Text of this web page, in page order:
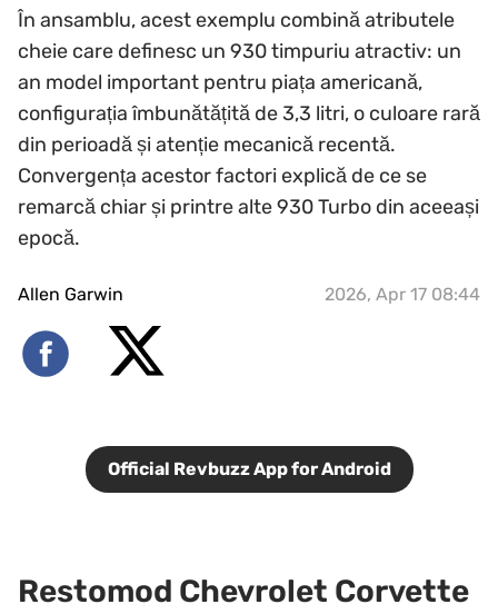
În ansamblu, acest exemplu combină atributele
cheie care definesc un 930 timpuriu atractiv: un
an model important pentru piața americană,
configurația îmbunătățită de 3,3 litri, o culoare rară
din perioadă și atenție mecanică recentă.
Convergența acestor factori explică de ce se
remarcă chiar și printre alte 930 Turbo din aceeași
epocă.
Allen Garwin 2026, Apr 17 08:44
Official Revbuzz App for Android
Restomod Chevrolet Corvette